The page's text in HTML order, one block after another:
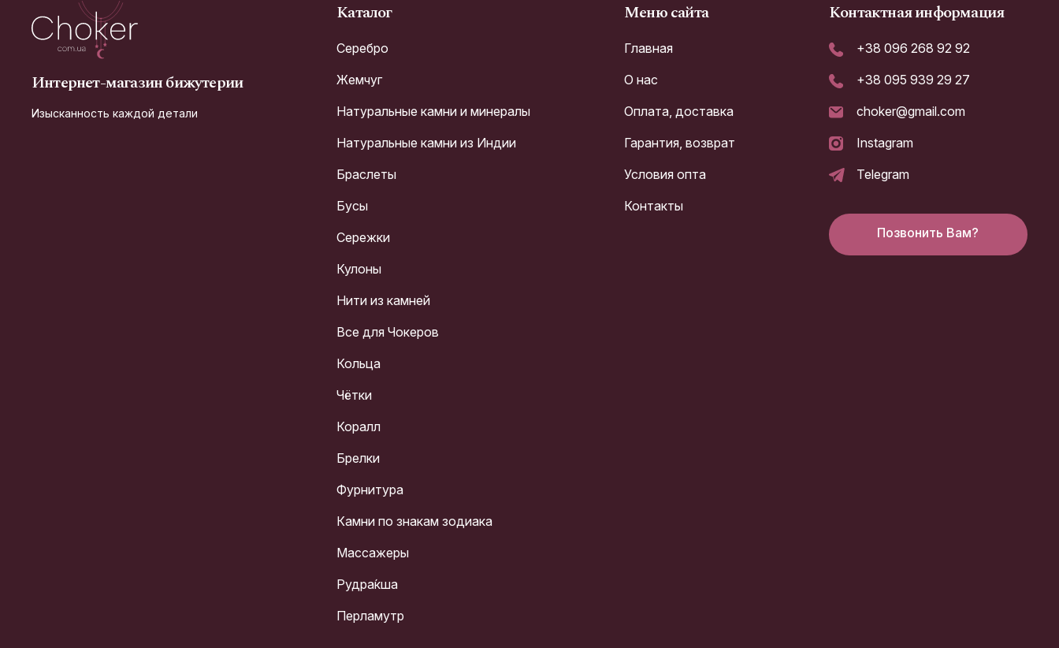
Интернет-магазин бижутерии
Изысканность каждой детали
Каталог
Серебро
Жемчуг
Натуральные камни и минералы
Натуральные камни из Индии
Браслеты
Бусы
Сережки
Кулоны
Нити из камней
Все для Чокеров
Кольца
Чётки
Коралл
Брелки
Фурнитура
Камни по знакам зодиака
Массажеры
Рудра́кша
Перламутр
Меню сайта
Главная
О нас
Оплата, доставка
Гарантия, возврат
Условия опта
Контакты
Контактная информация
+38 096 268 92 92
+38 095 939 29 27
choker@gmail.com
Instagram
Telegram
Позвонить Вам?